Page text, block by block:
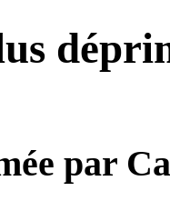
par